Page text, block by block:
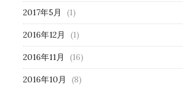
2017年5月 (1)
2016年12月 (1)
2016年11月 (16)
2016年10月 (8)